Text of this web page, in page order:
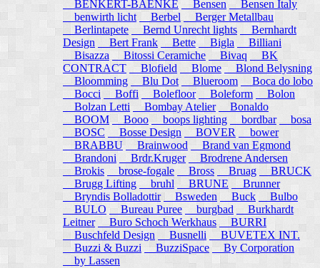
BENKERT-BAENKE
Bensen
Bensen Italy
benwirth licht
Berbel
Berger Metallbau
Berlintapete
Bernd Unrecht lights
Bernhardt
Design
Bert Frank Bette Bigla
Billiani
Bisazza
Bitossi Ceramiche Bivaq
BK
CONTRACT
Blofield Blome Blond Belysning
Bloomming
Blu Dot Blueroom
Boca do lobo
Bocci
Boffi Bolefloor Boleform
Bolon
Bolzan Letti
Bombay Atelier
Bonaldo
BOOM
Booo boops lighting bordbar
bosa
BOSC
Bosse Design BOVER
bower
BRABBU
Brainwood
Brand van Egmond
Brandoni
Brdr.Kruger
Brodrene Andersen
Brokis
brose-fogale Bross Bruag
BRUCK
Brugg Lifting
bruhl BRUNE
Brunner
Bryndis Bolladottir
Bsweden Buck
Bulbo
BULO
Bureau Puree burgbad
Burkhardt
Leitner
Buro Schoch Werkhaus
BURRI
Buschfeld Design
Busnelli
BUVETEX INT.
Buzzi & Buzzi
BuzziSpace By Corporation
by Lassen